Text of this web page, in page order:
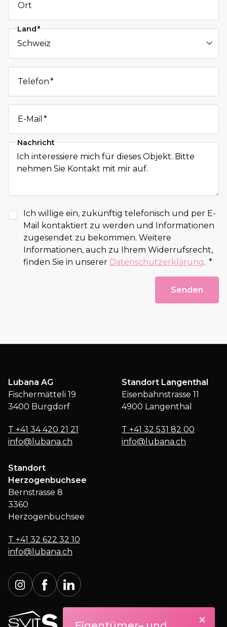
×
Ort
Land
Telefon
E-Mail
Nachricht
Ich willige ein, zukünftig telefonisch und per E-
Mail kontaktiert zu werden und Informationen
zugesendet zu bekommen. Weitere
Informationen, auch zu Ihrem Widerrufsrecht,
finden Sie in unserer Datenschutzerklärung.
Senden
Lubana AG
Fischermätteli 19
3400 Burgdorf
T +41 34 420 21 21
info@lubana.ch
Standort Langenthal
Eisenbahnstrasse 11
4900 Langenthal
T +41 32 531 82 00
info@lubana.ch
Standort
Herzogenbuchsee
Bernstrasse 8
3360
Herzogenbuchsee
T +41 32 622 32 10
info@lubana.ch